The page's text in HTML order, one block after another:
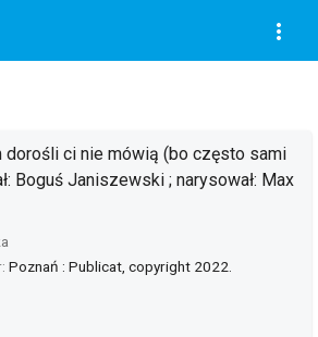
more_vert
dorośli ci nie mówią (bo często sami
Boguś Janiszewski ; narysował: Max
Poznań : Publicat, copyright 2022.